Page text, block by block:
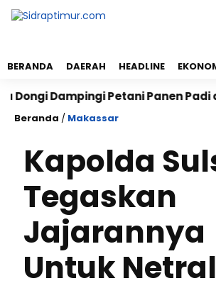
BERANDA DAERAH HEADLINE
Dampingi Petani Panen Padi di
Beranda / Makassar
Kapolda
Tegaskan
Jajarannya
Untuk Netral